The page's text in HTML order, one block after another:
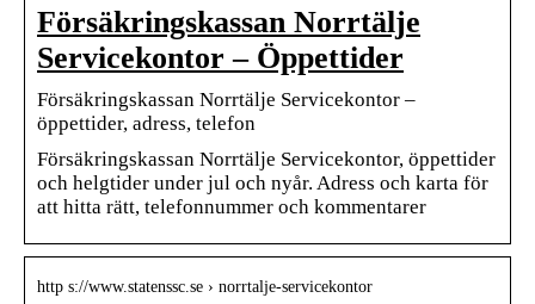
Försäkringskassan Norrtälje
Servicekontor – Öppettider
Försäkringskassan Norrtälje Servicekontor –
öppettider, adress, telefon
Försäkringskassan Norrtälje Servicekontor, öppettider
och helgtider under jul och nyår. Adress och karta för
att hitta rätt, telefonnummer och kommentarer
http s://www.statenssc.se › norrtalje-servicekontor